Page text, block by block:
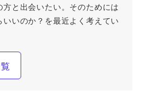
方と出会いたい。そのためには
いいのか？を最近よく考えてい